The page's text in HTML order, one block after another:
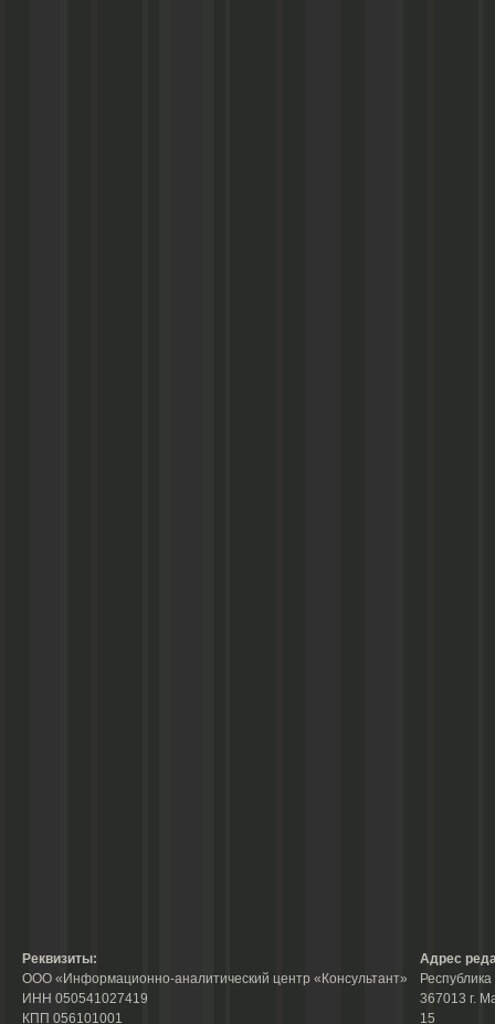
Реквизиты:
ООО «Информационно-аналитический центр «Консультант»
ИНН 050541027419
КПП 056101001
Адрес
367013 г.
15